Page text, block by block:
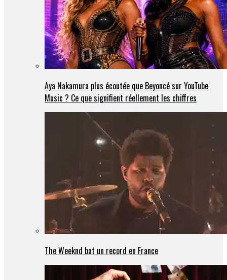
Aya Nakamura plus écoutée que Beyoncé sur YouTube
Music ? Ce que signifient réellement les chiffres
The Weeknd bat un record en France